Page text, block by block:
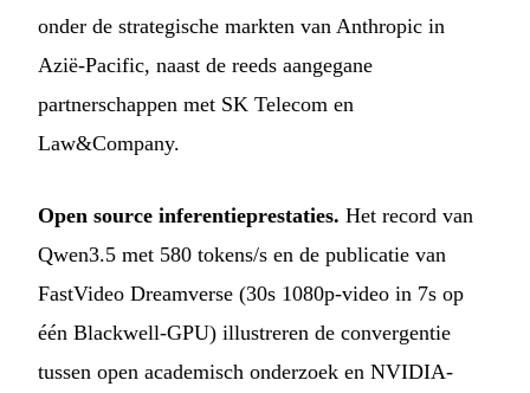
onder de strategische markten van Anthropic in
Azië-Pacific, naast de reeds aangegane
partnerschappen met SK Telecom en
Law&Company.
Open source inferentieprestaties. Het record van
Qwen3.5 met 580 tokens/s en de publicatie van
FastVideo Dreamverse (30s 1080p-video in 7s op
één Blackwell-GPU) illustreren de convergentie
tussen open academisch onderzoek en NVIDIA-